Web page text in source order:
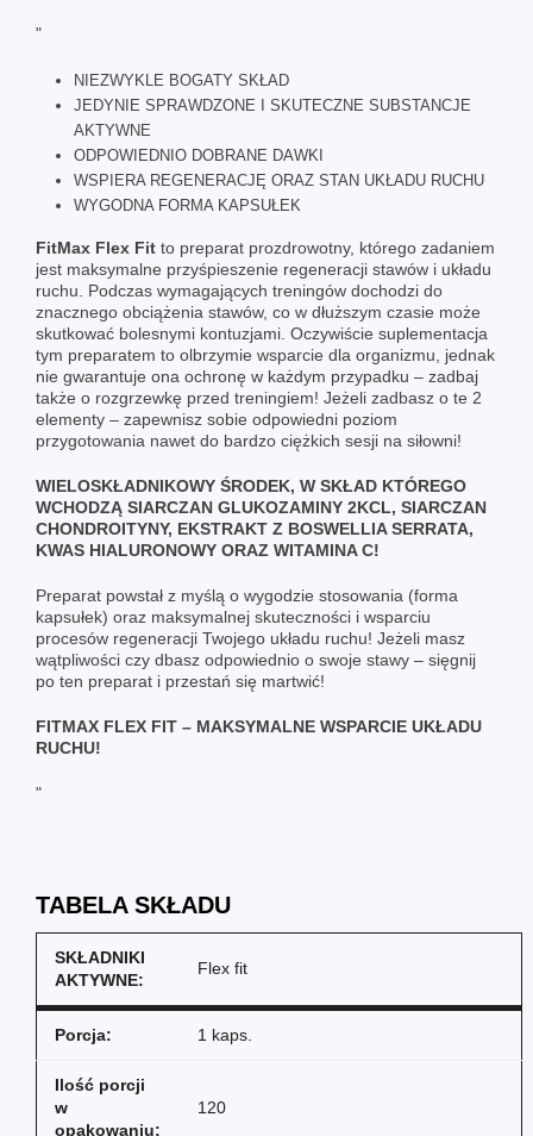
"
NIEZWYKLE BOGATY SKŁAD
JEDYNIE SPRAWDZONE I SKUTECZNE SUBSTANCJE
AKTYWNE
ODPOWIEDNIO DOBRANE DAWKI
WSPIERA REGENERACJĘ ORAZ STAN UKŁADU RUCHU
WYGODNA FORMA KAPSUŁEK
FitMax Flex Fit to preparat prozdrowotny, którego zadaniem
jest maksymalne przyśpieszenie regeneracji stawów i układu
ruchu. Podczas wymagających treningów dochodzi do
znacznego obciążenia stawów, co w dłuższym czasie może
skutkować bolesnymi kontuzjami. Oczywiście suplementacja
tym preparatem to olbrzymie wsparcie dla organizmu, jednak
nie gwarantuje ona ochronę w każdym przypadku – zadbaj
także o rozgrzewkę przed treningiem! Jeżeli zadbasz o te 2
elementy – zapewnisz sobie odpowiedni poziom
przygotowania nawet do bardzo ciężkich sesji na siłowni!
WIELOSKŁADNIKOWY ŚRODEK, W SKŁAD KTÓREGO
WCHODZĄ SIARCZAN GLUKOZAMINY 2KCL, SIARCZAN
CHONDROITYNY, EKSTRAKT Z BOSWELLIA SERRATA,
KWAS HIALURONOWY ORAZ WITAMINA C!
Preparat powstał z myślą o wygodzie stosowania (forma
kapsułek) oraz maksymalnej skuteczności i wsparciu
procesów regeneracji Twojego układu ruchu! Jeżeli masz
wątpliwości czy dbasz odpowiednio o swoje stawy – sięgnij
po ten preparat i przestań się martwić!
FITMAX FLEX FIT – MAKSYMALNE WSPARCIE UKŁADU
RUCHU!
"
TABELA SKŁADU
SKŁADNIKI
AKTYWNE:
Flex fit
Porcja: 1 kaps.
Ilość porcji
w
opakowaniu:
120